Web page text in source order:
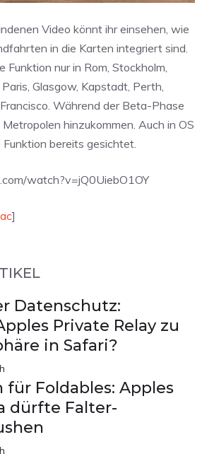
Video könnt ihr einsehen, wie
in die Karten integriert sind.
nur in Rom, Stockholm,
Glasgow, Kapstadt, Perth,
Während der Beta-Phase
hinzukommen. Auch in OS
bereits gesichtet.
watch?v=jQ0UiebO1OY
]
Datenschutz:
Private Relay zu
in Safari?
für Foldables: Apples
dürfte Falter-